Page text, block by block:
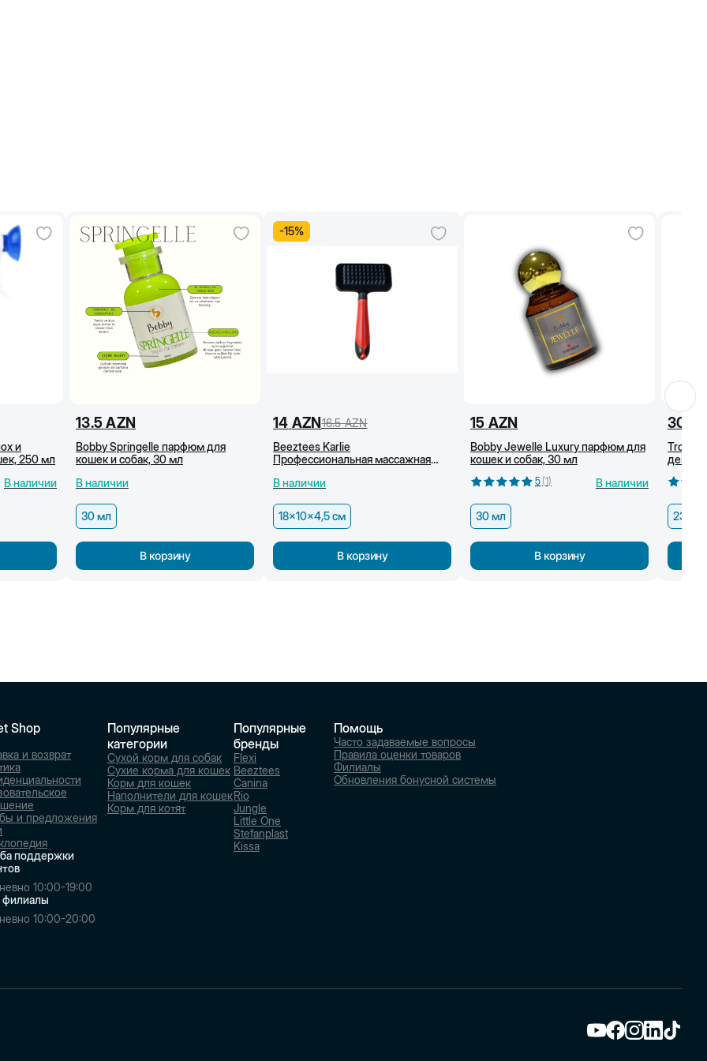
и
250 мл
В наличии
13.5 AZN
Bobby Springelle парфюм для
кошек и собак, 30 мл
В наличии
30 мл
В корзину
-15%
14 AZN16.5 AZN
Beeztees Karlie
Профессиональная массажная
18x10x4,5 см
В наличии
18x10x4,5 см
В корзину
15 AZN
Bobby Jewelle Luxury парфюм для
кошек и собак, 30 мл
5 (1) В наличии
30 мл
В корзину
30
236
Shop
и возврат
и предложения
поддержки
10:00-19:00
10:00-20:00
Популярные
категории
Сухой корм для собак
Сухие корма для кошек
Корм для кошек
Наполнители для кошек
Корм для котят
Популярные
бренды
Flexi
Beeztees
Canina
Rio
Jungle
Little One
Stefanplast
Kissa
Помощь
Часто задаваемые вопросы
Правила оценки товаров
Филиалы
Обновления бонусной системы